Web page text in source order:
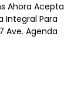
Ahora Acepta
Integral Para
Ave. Agenda